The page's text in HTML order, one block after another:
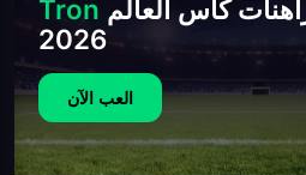
Tron
2026
العب الآن